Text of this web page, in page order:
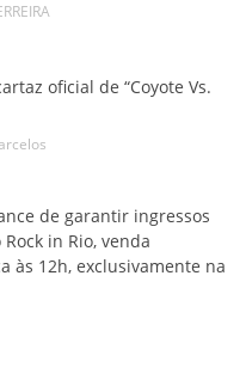
oficial de “Coyote Vs.
de garantir ingressos
in Rio, venda
às 12h, exclusivamente na